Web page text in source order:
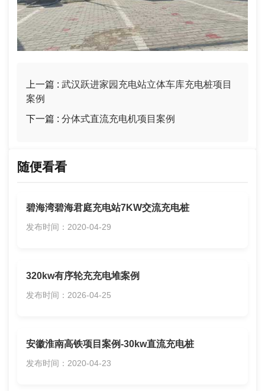
上一篇 : 武汉跃进家园充电站立体车库充电桩项目
案例
下一篇 : 分体式直流充电机项目案例
随便看看
碧海湾碧海君庭充电站7KW交流充电桩
发布时间：2020-04-29
320kw有序轮充充电堆案例
发布时间：2026-04-25
安徽淮南高铁项目案例-30kw直流充电桩
发布时间：2020-04-23